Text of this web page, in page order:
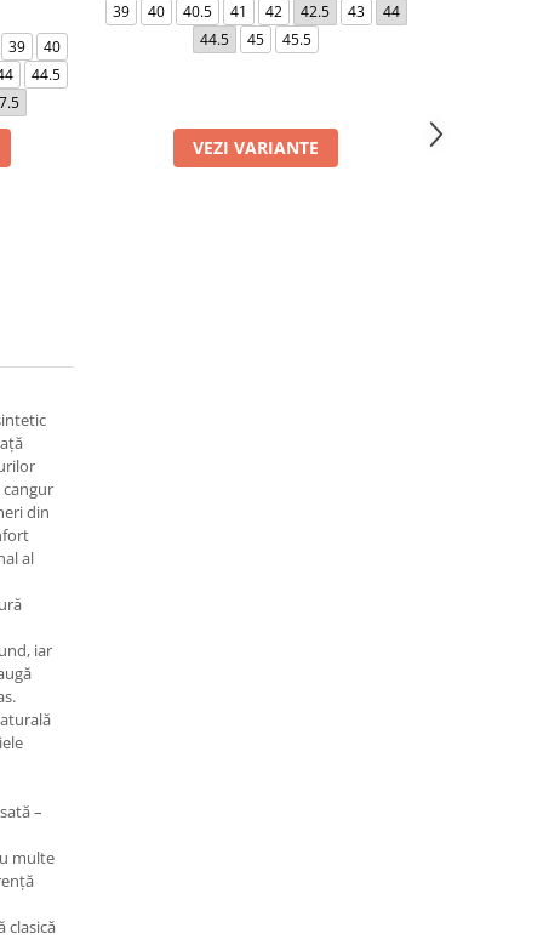
39
40
44.5
39 40 40.5 41 42 42.5 43
44
44.5
45 45.5
VEZI VARIANTE
din
al
iar
–
multe
clasică